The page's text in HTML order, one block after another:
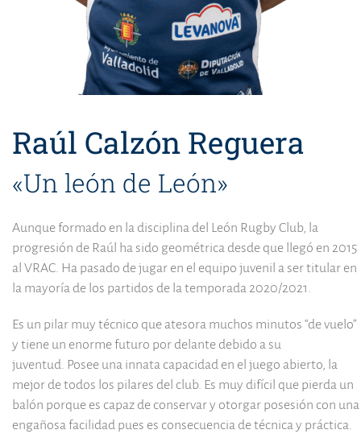
Raúl Calzón Reguera
«Un león de León»
Aunque formado en la disciplina del León Rugby Club, la
progresión de Raúl ha sido geométrica desde que llegó en 2015
al VRAC. Ha pasado de jugar en el equipo juvenil a ser titular en
la mayoría de los partidos de la temporada 2020/2021.
Es un pilar muy técnico que atesora muchos minutos “de vuelo”
y tiene un enorme futuro por delante debido a su
juventud. Posee una innata capacidad en el juego abierto, la
mejor de todos los pilares del club. Es muy difícil que pierda un
balón porque es capaz de conservar y otorgar posesión con una
engañosa facilidad pues es consecuencia de técnica y práctica.